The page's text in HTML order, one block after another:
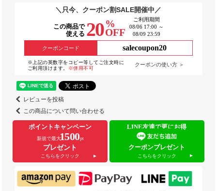
＼只今、クーポン割SALE開催中／
この商品で
使える 20 %
OFF
ご利用期間
08/06 17:00 ～
08/09 23:59
クーポンコード salecoupon20
※上記の英数字をコピー等してご注文時に
ご利用頂けます。
※併用不可
クーポンの使い方 ＞
レビューを投稿
この商品について問い合わせる
ポイントキャンペーン
新規で最大1500pt
プレゼント
こちらをクリック
LINE友達で更にお得
クーポンプレゼント
こちらをクリック